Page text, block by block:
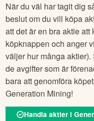
När du väl har tagit dig
beslut om du vill köpa
att det är en bra aktie
köpknappen och anger
väljer hur många
de avgifter som är
bara att genomföra
Generation Mining!
Handla aktier i